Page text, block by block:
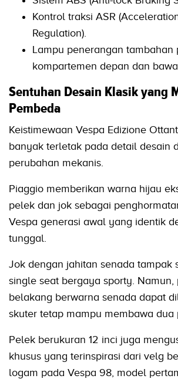
Kontrol traksi ASR
Regulation).
Lampu penerangan tambahan
kompartemen depan dan
Sentuhan Desain Klasik yang
Pembeda
Keistimewaan Vespa Edizione
banyak terletak pada detail desain
perubahan mekanis.
Piaggio memberikan warna hijau
pelek dan jok sebagai
Vespa generasi awal yang identik
tunggal.
Jok dengan jahitan senada tampak
single seat bergaya sporty. Namun,
belakang berwarna senada dapat
skuter tetap mampu membawa dua
Pelek berukuran 12 inci juga
khusus yang terinspirasi dari velg
logam pada Vespa 98, model